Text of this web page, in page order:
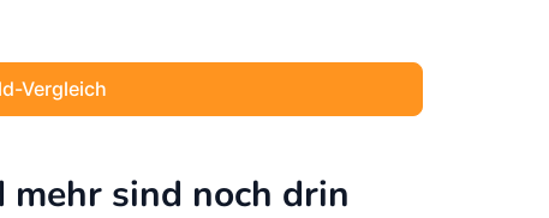
Vergleich
mehr sind noch drin